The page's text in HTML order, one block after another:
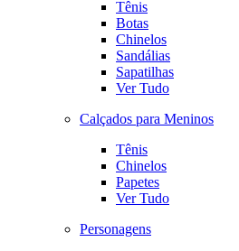
Tênis
Botas
Chinelos
Sandálias
Sapatilhas
Ver Tudo
Calçados para Meninos
Tênis
Chinelos
Papetes
Ver Tudo
Personagens